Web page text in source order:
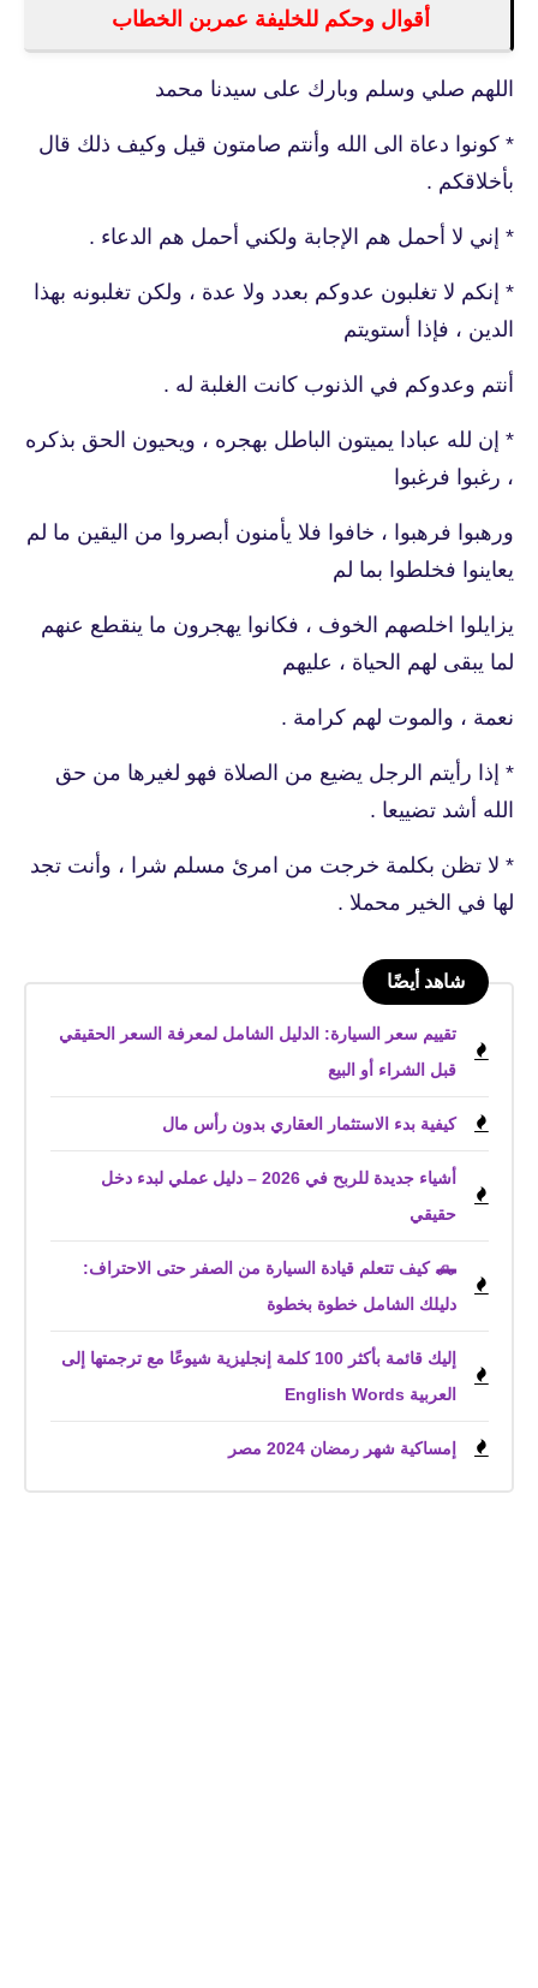
أقوال وحكم للخليفة عمربن الخطاب
اللهم صلي وسلم وبارك على سيدنا محمد
* كونوا دعاة الى الله وأنتم صامتون قيل وكيف ذلك قال
بأخلاقكم .
* إني لا أحمل هم الإجابة ولكني أحمل هم الدعاء .
* إنكم لا تغلبون عدوكم بعدد ولا عدة ، ولكن تغلبونه بهذا
الدين ، فإذا أستويتم
أنتم وعدوكم في الذنوب كانت الغلبة له .
* إن لله عبادا يميتون الباطل بهجره ، ويحيون الحق بذكره
، رغبوا فرغبوا
ورهبوا فرهبوا ، خافوا فلا يأمنون أبصروا من اليقين ما لم
يعاينوا فخلطوا بما لم
يزايلوا اخلصهم الخوف ، فكانوا يهجرون ما ينقطع عنهم
لما يبقى لهم الحياة ، عليهم
نعمة ، والموت لهم كرامة .
* إذا رأيتم الرجل يضيع من الصلاة فهو لغيرها من حق
الله أشد تضييعا .
* لا تظن بكلمة خرجت من امرئ مسلم شرا ، وأنت تجد
لها في الخير محملا .
شاهد أيضًا
تقييم سعر السيارة: الدليل الشامل لمعرفة السعر الحقيقي
قبل الشراء أو البيع
كيفية بدء الاستثمار العقاري بدون رأس مال
أشياء جديدة للربح في 2026 – دليل عملي لبدء دخل
حقيقي
🛻 كيف تتعلم قيادة السيارة من الصفر حتى الاحتراف:
دليلك الشامل خطوة بخطوة
إليك قائمة بأكثر 100 كلمة إنجليزية شيوعًا مع ترجمتها إلى
العربية English Words
إمساكية شهر رمضان 2024 مصر